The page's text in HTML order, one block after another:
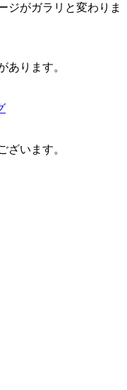
ジがガラリと変わりま
あります。
ざいます。